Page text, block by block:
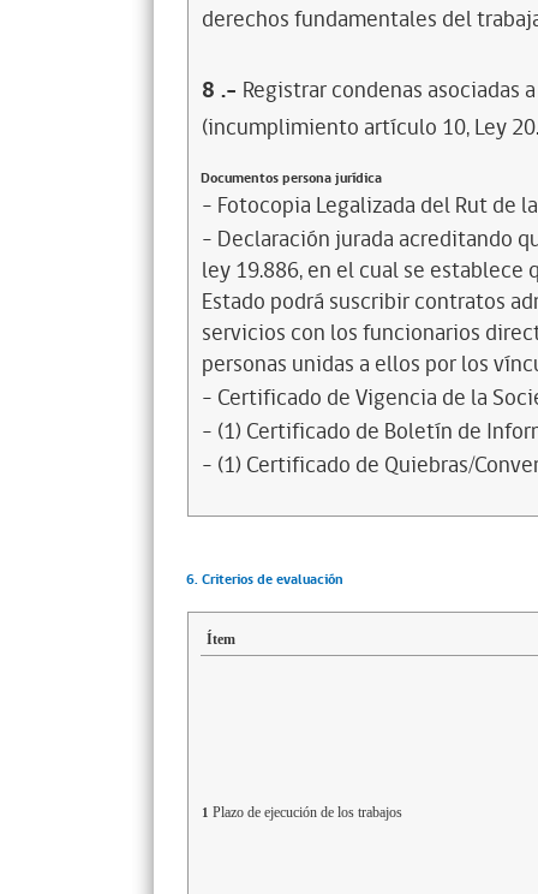
derechos fundamentales del
8 .- Registrar condenas asociadas
(incumplimiento artículo 10, Ley
Documentos persona jurídica
- Fotocopia Legalizada del Rut de
- Declaración jurada acreditando
ley 19.886, en el cual se
Estado podrá suscribir contratos
servicios con los funcionarios
personas unidas a ellos por los
- Certificado de Vigencia de la
- (1) Certificado de Boletín de
- (1) Certificado de Quiebras/
6. Criterios de evaluación
Ítem
1 Plazo de ejecución de los trabajos